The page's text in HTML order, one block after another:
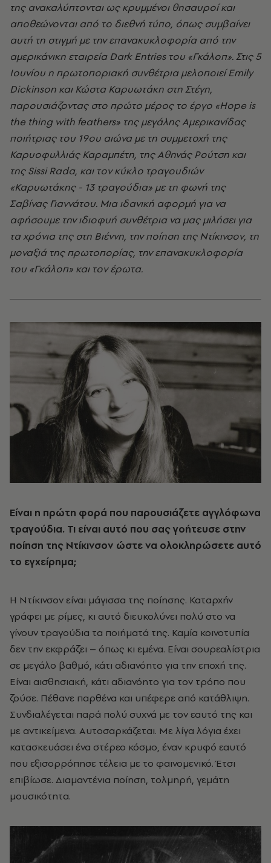
της ανακαλύπτονται ως κρυμμένοι θησαυροί και
αποθεώνονται από το διεθνή τύπο, όπως συμβαίνει
αυτή τη στιγμή με την επανακυκλοφορία από την
αμερικάνικη εταιρεία Dark Entries του «Γκάλοπ». Στις 5
Ιουνίου η πρωτοποριακή συνθέτρια μελοποιεί Emily
Dickinson και Κώστα Καρυωτάκη στη Στέγη,
παρουσιάζοντας στο πρώτο μέρος το έργο «Hope is
the thing with feathers» της μεγάλης Αμερικανίδας
ποιήτριας του 19ου αιώνα με τη συμμετοχή της
Καρυοφυλλιάς Καραμπέτη, της Αθηνάς Ρούτση και
της Sissi Rada, και τον κύκλο τραγουδιών
«Καρυωτάκης - 13 τραγούδια» με τη φωνή της
Σαβίνας Γιαννάτου. Μια ιδανική αφορμή για να
αφήσουμε την ιδιοφυή συνθέτρια να μας μιλήσει για
τα χρόνια της στη Βιέννη, την ποίηση της Ντίκινσον, τη
μοναξιά της πρωτοπορίας, την επανακυκλοφορία
του «Γκάλοπ» και τον έρωτα.
Είναι η πρώτη φορά που παρουσιάζετε αγγλόφωνα
τραγούδια. Τι είναι αυτό που σας γοήτευσε στην
ποίηση της Ντίκινσον ώστε να ολοκληρώσετε αυτό
το εγχείρημα;
Η Ντίκινσον είναι μάγισσα της ποίησης. Καταρχήν
γράφει με ρίμες, κι αυτό διευκολύνει πολύ στο να
γίνουν τραγούδια τα ποιήματά της. Καμία κοινοτυπία
δεν την εκφράζει – όπως κι εμένα. Είναι σουρεαλίστρια
σε μεγάλο βαθμό, κάτι αδιανόητο για την εποχή της.
Είναι αισθησιακή, κάτι αδιανόητο για τον τρόπο που
ζούσε. Πέθανε παρθένα και υπέφερε από κατάθλιψη.
Συνδιαλέγεται παρά πολύ συχνά με τον εαυτό της και
με αντικείμενα. Αυτοσαρκάζεται. Με λίγα λόγια έχει
κατασκευάσει ένα στέρεο κόσμο, έναν κρυφό εαυτό
που εξισορρόπησε τέλεια με το φαινομενικό. Έτσι
επιβίωσε. Διαμαντένια ποίηση, τολμηρή, γεμάτη
μουσικότητα.